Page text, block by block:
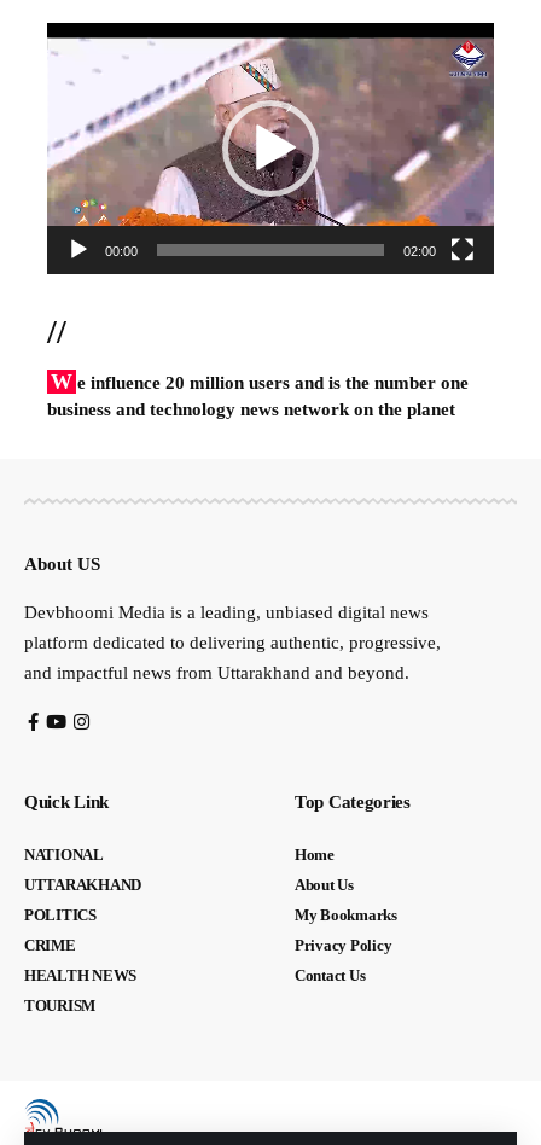
Video
00:00 02:00
//
W e influence 20 million users and is the number one
business and technology news network on the planet
About US
Devbhoomi Media is a leading, unbiased digital news
platform dedicated to delivering authentic, progressive,
and impactful news from Uttarakhand and beyond.
Quick Link
NATIONAL
UTTARAKHAND
POLITICS
CRIME
HEALTH NEWS
TOURISM
Top Categories
Home
About Us
My Bookmarks
Privacy Policy
Contact Us